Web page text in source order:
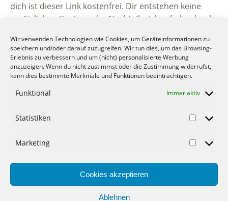
Wir verwenden Technologien wie Cookies, um Geräteinformationen zu
speichern und/oder darauf zuzugreifen. Wir tun dies, um das Browsing-
Erlebnis zu verbessern und um (nicht) personalisierte Werbung
anzuzeigen. Wenn du nicht zustimmst oder die Zustimmung widerrufst,
kann dies bestimmte Merkmale und Funktionen beeinträchtigen.
Funktional Immer aktiv
Statistiken
Marketing
Cookies akzeptieren
Ablehnen
dich ist dieser Link kostenfrei. Dir entstehen keine
zusätzlichen Kosten oder Nachteile. Ich erhalte durch
beworbenen Unternehmen. Vielen Dank für deine
Unterstützung.
© 2012-2022 Mein-Geld-Blog.de der Geld Blog.
Werbung